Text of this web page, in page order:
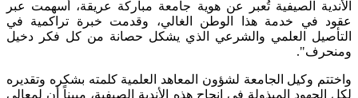
الأندية الصيفية تُعبر عن هوية جامعة مباركة عريقة، أسهمت عبر
عقود في خدمة هذا الوطن الغالي، وقدمت خبرة تراكمية في
التأصيل العلمي والشرعي الذي يشكل حصانة من كل فكر دخيل
ومنحرف".
واختتم وكيل الجامعة لشؤون المعاهد العلمية كلمته بشكره وتقديره
لكل الجهود المبذولة في إنجاح هذه الأندية الصيفية، مبيناً أن لمعالي